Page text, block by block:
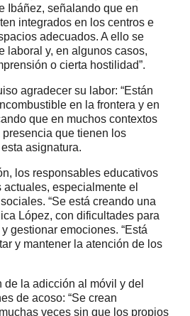
Ibáñez, señalando que en
integrados en los centros e
adecuados. A ello se
laboral y, en algunos casos,
o cierta hostilidad”.
agradecer su labor: “Están
en la frontera y en
que en muchos contextos
que tienen los
asignatura.
los responsables educativos
especialmente el
“Se está creando una
López, con dificultades para
gestionar emociones. “Está
y mantener la atención de los
de la adicción al móvil y del
de acoso: “Se crean
veces sin que los propios